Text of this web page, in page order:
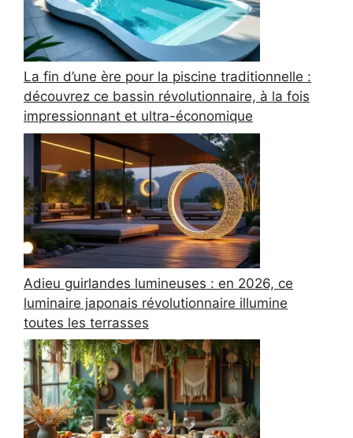
La fin d’une ère pour la piscine traditionnelle :
découvrez ce bassin révolutionnaire, à la fois
impressionnant et ultra-économique
Adieu guirlandes lumineuses : en 2026, ce
luminaire japonais révolutionnaire illumine
toutes les terrasses